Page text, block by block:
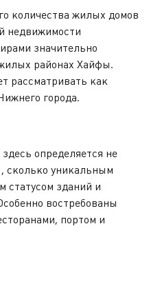
количества жилых домов
недвижимости
значительно
районах Хайфы.
рассматривать как
города.
определяется не
сколько уникальным
статусом зданий и
востребованы
портом и